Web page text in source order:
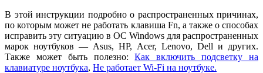
В этой инструкции подробно о распространенных причинах,
по которым может не работать клавиша Fn, а также о способах
исправить эту ситуацию в ОС Windows для распространенных
марок ноутбуков — Asus, HP, Acer, Lenovo, Dell и других.
Также может быть полезно:Как включить подсветку на
клавиатуре ноутбука, Не работает Wi-Fi на ноутбуке.